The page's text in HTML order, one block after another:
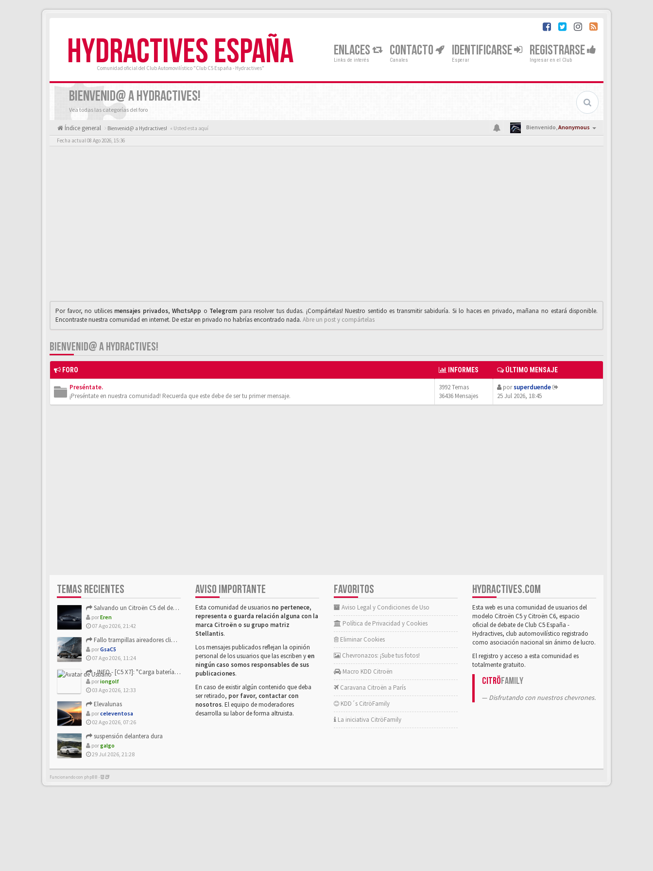
HYDRACTIVES ESPAÑA
Comunidad oficial del Club Automovilístico "Club C5 España - Hydractives"
ENLACES
Links de interés
CONTACTO
Canales
IDENTIFICARSE
Esperar
REGISTRARSE
Ingresar en el Club
BIENVENID@ A HYDRACTIVES!
Vea todas las categorías del foro
Índice general Bienvenid@ a Hydractives! « Usted esta aquí Bienvenido,Anonymous
Fecha actual 08 Ago 2026, 15:36
Por favor, no utilices mensajes privados,WhαtsApp o Telegrαm para resolver tus dudas. ¡Compártelas! Nuestro sentido es transmitir sabiduría. Si lo haces en privado, mañana no estará disponible.
Encontraste nuestra comunidad en internet. De estar en privado no habrías encontrado nada. Abre un post y compártelas
BIENVENID@ A HYDRACTIVES!
FORO INFORMES ÚLTIMO MENSAJE
Preséntate.
¡Preséntate en nuestra comunidad! Recuerda que este debe de ser tu primer mensaje.
3992 Temas
36436 Mensajes
porsuperduende
25 Jul 2026, 18:45
TEMAS RECIENTES
Salvando un Citroën C5 del desguace: Presentación y seguimiento
porEren
07 Ago 2026, 21:42
Fallo trampillas aireadores climatizador
porGsaC5
07 Ago 2026, 11:24
- INFO - [C5 X7]: "Carga batería o alimentación eléctri...
poriongolf
03 Ago 2026, 12:33
Elevalunas
porceleventosa
02 Ago 2026, 07:26
suspensión delantera dura
porgalgo
29 Jul 2026, 21:28
AVISO IMPORTANTE
Esta comunidad de usuarios no pertenece,
representa o guarda relación alguna con la
marca Citroën o su grupo matriz
Stellantis.
Los mensajes publicados reflejan la opinión
personal de los usuarios que las escriben yen
ningún caso somos responsables de sus
publicaciones.
En caso de existir algún contenido que deba
ser retirado, por favor, contactar con
nosotros. El equipo de moderadores
desarrolla su labor de forma altruista.
FAVORITOS
Aviso Legal y Condiciones de Uso
Política de Privacidad y Cookies
Eliminar Cookies
Chevronazos: ¡Sube tus fotos!
Macro KDD Citroën
Caravana Citroën a París
KDD´s CitröFamily
La iniciativa CitröFamily
HYDRACTIVES.COM
Esta web es una comunidad de usuarios del
modelo Citroën C5 y Citroën C6, espacio
oficial de debate de Club C5 España -
Hydractives, club automovilístico registrado
como asociación nacional sin ánimo de lucro.
El registro y acceso a esta comunidad es
totalmente gratuito.
CitröFamily
Disfrutando con nuestros chevrones.
Funcionando con phpBB -